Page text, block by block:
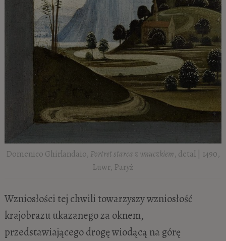
Domenico Ghirlandaio, Portret starca z wnuczkiem, detal | 1490,
Luwr, Paryż
Wzniosłości tej chwili towarzyszy wzniosłość
krajobrazu ukazanego za oknem,
przedstawiającego drogę wiodącą na górę